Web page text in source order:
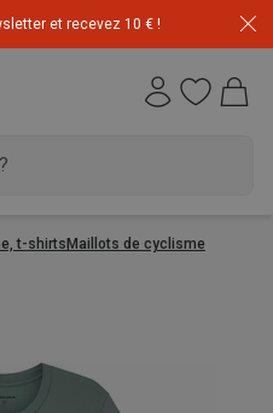
et recevez 10 € !
t-shirtsMaillots de cyclisme